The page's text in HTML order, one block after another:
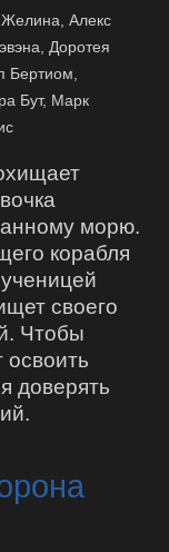
Алекс
Доротея
Бертиом,
Бут, Марк
морю.
корабля
своего
Чтобы
освоить
доверять